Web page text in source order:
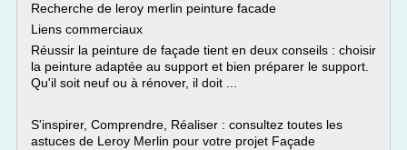
Recherche de leroy merlin peinture facade
Liens commerciaux
Réussir la peinture de façade tient en deux conseils : choisir
la peinture adaptée au support et bien préparer le support.
Qu'il soit neuf ou à rénover, il doit ...
S'inspirer, Comprendre, Réaliser : consultez toutes les
astuces de Leroy Merlin pour votre projet Façade